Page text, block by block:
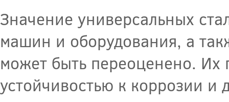
Значение универсальных
машин и оборудования, а
может быть переоценено. Их
устойчивостью к коррозии и